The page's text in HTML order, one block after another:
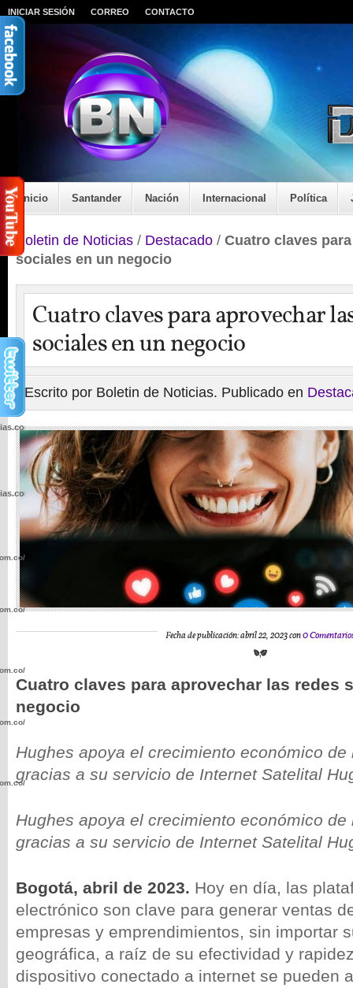
INICIAR SESIÓN CORREO CONTACTO
Inicio Santander Nación Internacional Política
Boletin de Noticias / Destacado / Cuatro claves
sociales en un negocio
Cuatro claves para aprovechar
sociales en un negocio
Escrito por Boletin de Noticias. Publicado en
Fecha de publicación: abril 22, 2023 con0
Cuatro claves para aprovechar las redes
negocio
Hughes apoya el crecimiento económico de
gracias a su servicio de Internet Satelital
Hughes apoya el crecimiento económico de
gracias a su servicio de Internet Satelital
Bogotá, abril de 2023. Hoy en día, las
electrónico son clave para generar ventas
empresas y emprendimientos, sin importar
geográfica, a raíz de su efectividad y
dispositivo conectado a internet se pueden
wp-
wp-
wp-
wp-
wp-
wp-
wp-
wp-
wp-